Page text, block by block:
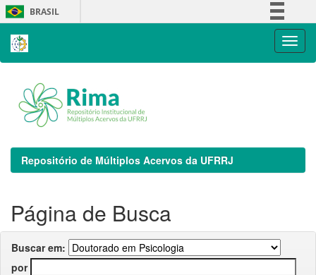
Skip
navigation
BRASIL
Repositório de Múltiplos Acervos da UFRRJ
Página de Busca
Buscar em:
por